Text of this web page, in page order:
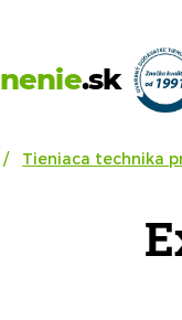
.sk
Tieniaca technika